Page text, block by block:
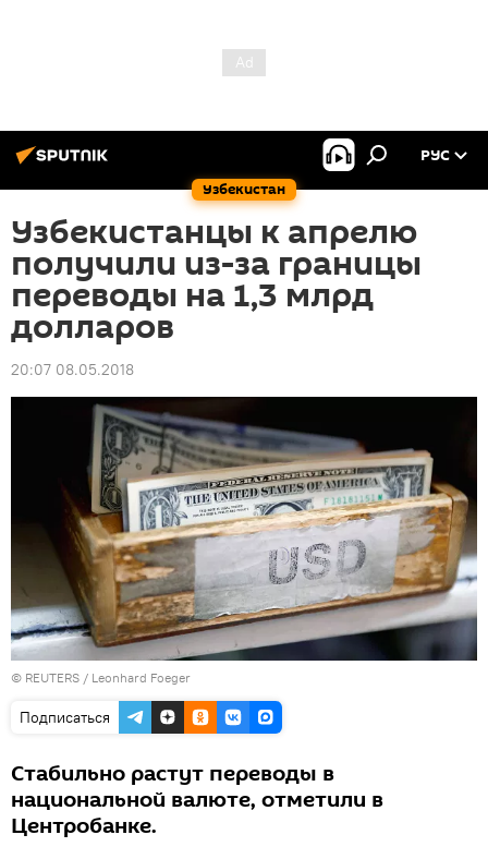
Узбекистан
РУС
Узбекистанцы к апрелю
получили из-за границы
переводы на 1,3 млрд
долларов
20:07 08.05.2018
© REUTERS / Leonhard Foeger
Подписаться
Стабильно растут переводы в
национальной валюте, отметили в
Центробанке.